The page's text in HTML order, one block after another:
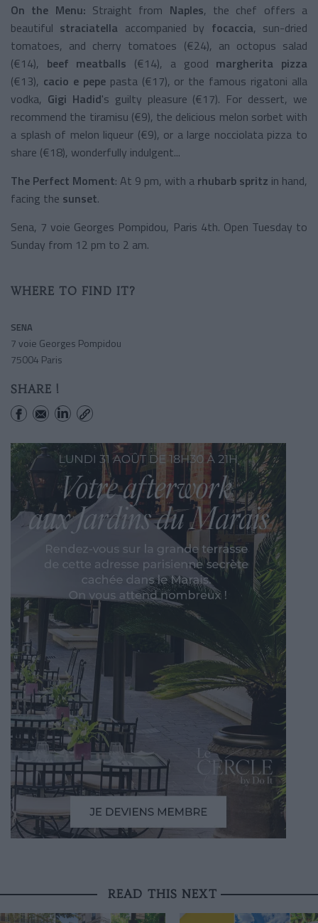
On the Menu: Straight from Naples, the chef offers a
beautiful straciatella accompanied by focaccia, sun-dried
tomatoes, and cherry tomatoes (€24), an octopus salad
(€14), beef meatballs (€14), a good margherita pizza
(€13), cacio e pepepasta (€17), or the famous rigatoni alla
vodka, Gigi Hadid's guilty pleasure (€17). For dessert, we
recommend the tiramisu (€9), the delicious melon sorbet with
a splash of melon liqueur (€9), or a large nocciolata pizza to
share (€18), wonderfully indulgent...
The Perfect Moment: At 9 pm, with a rhubarb spritz in hand,
facing the sunset.
Sena, 7 voie Georges Pompidou, Paris 4th. Open Tuesday to
Sunday from 12 pm to 2 am.
WHERE TO FIND IT?
SENA
7 voie Georges Pompidou
75004 Paris
SHARE !
READ THIS NEXT